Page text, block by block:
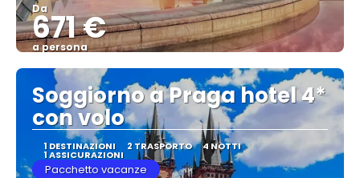
Da
671 €
a persona
Vedere
Soggiorno a Praga hotel 4*
con volo
1 DESTINAZIONI 2 TRASPORTO 4 NOTTI
1 ASSICURAZIONI
Pacchetto vacanze